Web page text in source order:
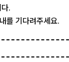
.
를 기다려주세요.